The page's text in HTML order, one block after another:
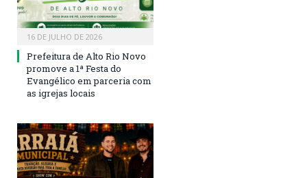
16 DE JULHO DE 2026
Prefeitura de Alto Rio Novo
promove a 1ª Festa do
Evangélico em parceria com
as igrejas locais